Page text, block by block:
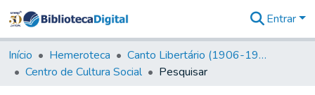
&
Coleções
Tudo na
Entrar
Início Hemeroteca
Canto Libertário (1906-1995)
Centro de Cultura Social
Pesquisar